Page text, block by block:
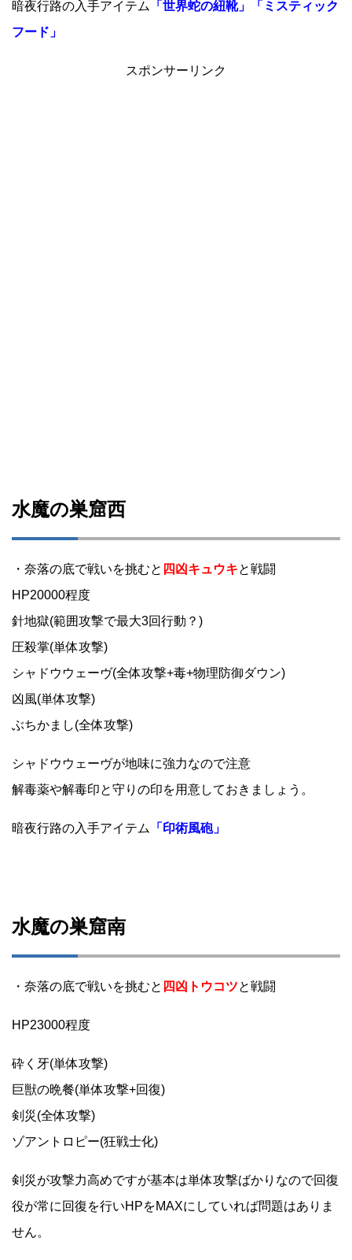
暗夜行路の入手アイテム
「世界蛇の紐靴」「ミスティック
フード」
スポンサーリンク
水魔の巣窟西
・奈落の底で戦いを挑むと 四凶キュウキと戦闘
HP20000程度
針地獄(範囲攻撃で最大3回行動？)
圧殺掌(単体攻撃)
シャドウウェーヴ(全体攻撃+毒+物理防御ダウン)
凶風(単体攻撃)
ぶちかまし(全体攻撃)
シャドウウェーヴが地味に強力なので注意
解毒薬や解毒印と守りの印を用意しておきましょう。
暗夜行路の入手アイテム 「印術風砲」
水魔の巣窟南
・奈落の底で戦いを挑むと 四凶トウコツと戦闘
HP23000程度
砕く牙(単体攻撃)
巨獣の晩餐(単体攻撃+回復)
剣災(全体攻撃)
ゾアントロピー(狂戦士化)
剣災が攻撃力高めですが基本は単体攻撃ばかりなので回復
役が常に回復を行いHPをMAXにしていれば問題はありま
せん。